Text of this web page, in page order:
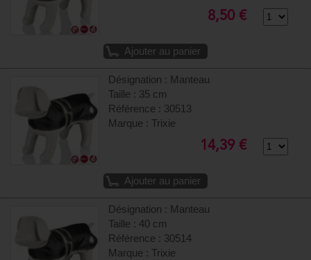
8,50 €
Ajouter au panier
Désignation : Manteau
Taille : 35 cm
Référence : 30513
Marque : Trixie
14,39 €
Ajouter au panier
Désignation : Manteau
Taille : 40 cm
Référence : 30514
Marque : Trixie